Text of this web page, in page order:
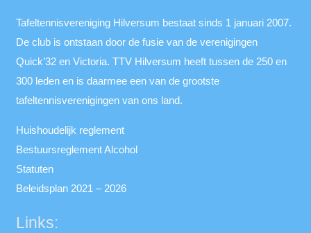
Tafeltennisvereniging Hilversum bestaat sinds 1 januari 2007.
De club is ontstaan door de fusie van de verenigingen
Quick’32 en Victoria. TTV Hilversum heeft tussen de 250 en
300 leden en is daarmee een van de grootste
tafeltennisverenigingen van ons land.
Huishoudelijk reglement
Bestuursreglement Alcohol
Statuten
Beleidsplan 2021 – 2026
Links: